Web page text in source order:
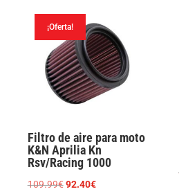
¡Oferta!
Filtro de aire para moto
K&N Aprilia Kn
Rsv/Racing 1000
109.99€ El
92.40€El